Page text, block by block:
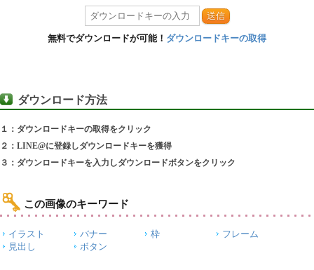
送信
無料でダウンロードが可能！ ダウンロードキーの取得
ダウンロード方法
１：ダウンロードキーの取得をクリック
２：LINE@に登録しダウンロードキーを獲得
３：ダウンロードキーを入力しダウンロードボタンをクリック
この画像のキーワード
イラスト バナー 枠
フレーム
見出し
ボタン